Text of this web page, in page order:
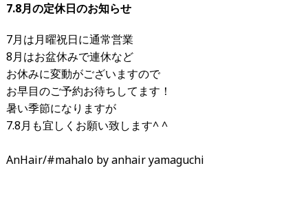
7.8月の定休日のお知らせ
7月は月曜祝日に通常営業
8月はお盆休みで連休など
お休みに変動がございますので
お早目のご予約お待ちしてます！
暑い季節になりますが
7.8月も宜しくお願い致します^ ^
AnHair/#mahalo by anhair yamaguchi